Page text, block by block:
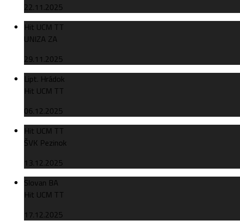
22.11.2025
Hit UCM TT
UNIZA ZA
29.11.2025
Lipt. Hrádok
Hit UCM TT
06.12.2025
Hit UCM TT
ŠVK Pezinok
13.12.2025
Slovan BA
Hit UCM TT
17.12.2025